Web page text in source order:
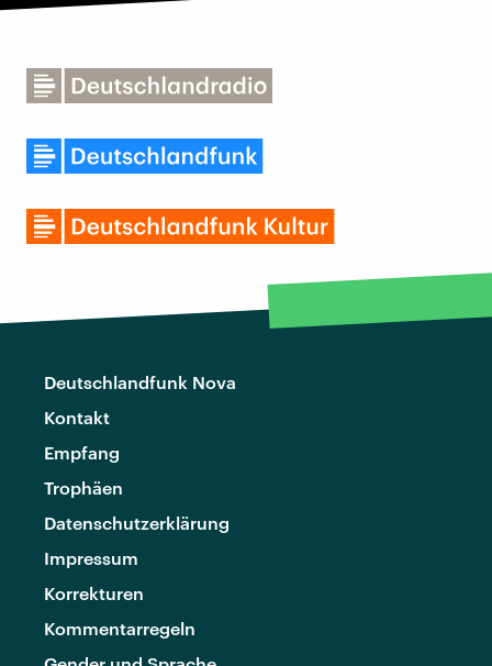
Deutschlandfunk Nova
Kontakt
Empfang
Trophäen
Datenschutzerklärung
Impressum
Korrekturen
Kommentarregeln